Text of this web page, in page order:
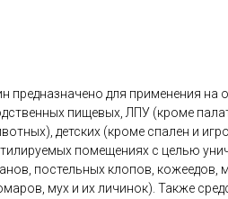
предназначено для применения на
пищевых, ЛПУ (кроме
детских (кроме спален и
помещениях с целью
постельных клопов, кожеедов,
мух и их личинок). Также